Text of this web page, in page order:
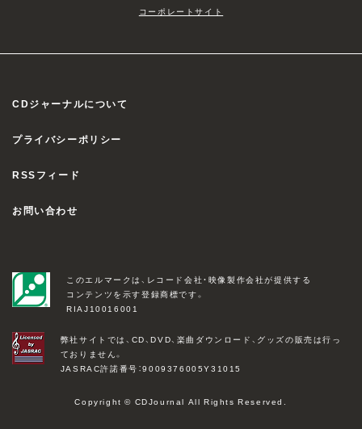
コーポレートサイト
CDジャーナルについて
プライバシーポリシー
RSSフィード
お問い合わせ
このエルマークは、レコード会社・映像製作会社が提供する
コンテンツを示す登録商標です。
RIAJ10016001
弊社サイトでは、CD、DVD、楽曲ダウンロード、グッズの販売は行っ
ておりません。
JASRAC許諾番号：9009376005Y31015
Copyright © CDJournal All Rights Reserved.